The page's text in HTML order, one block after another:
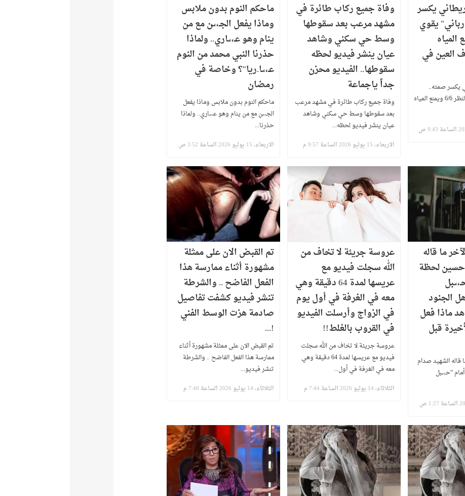
يكسر
يقوي
المياه
العين في
يكسر صمته..
"غذاء رباني" يقوي النظر 6/6 ويمنع المياه
وفاة جميع ركاب طائرة في
مشهد مرعب بعد سقوطها
وسط حي سكني وشاهد
عيان ينشر فيديو لحظه
سقوطها.. الفيديو محزن
جداً ياجماعة
وفاة جميع ركاب طائرة في مشهد مرعب
بعد سقوطها وسط حي سكني وشاهد
عيان ينشر فيديو لحظه...
الاربعاء، 15 يوليو 2026 الساعة 9:57 م
ماحكم النوم بدون ملابس
وماذا يفعل الجـ،،ـن مع من
ينام وهو عـ،،ـاري.. ولماذا
حذرنا النبي محمد من النوم
عـ،،ـا.ريا"؟ وخاصة في
رمضان
ماحكم النوم بدون ملابس وماذا يفعل
الجـ،،ـن مع من ينام وهو عـ،،ـاري.. ولماذا
حذرنا...
الاربعاء، 15 يوليو 2026 الساعة 3:52 ص
ما قاله
حسين لحظة
الجنود
ماذا فعل
قبل
الشهيد صدام
“حـ،،ـبل
عروسة جريئة لا تخاف من
الله سجلت فيديو مع
عريسها لمدة 64 دقيقة وهي
معه في الغرفة في أول يوم
في الزواج وأرسلت الفيديو
في القروب بالغلط!!
عروسة جريئة لا تخاف من الله سجلت
فيديو مع عريسها لمدة 64 دقيقة وهي
معه في الغرفة في أول...
الثلاثاء، 14 يوليو 2026 الساعة 7:44 م
​تم القبض الان على ممثلة
مشهورة أثناء ممارسة هذا
الفعل الفاضح .. والشرطة
تنشر فيديو كشفت تفاصيل
صادمة هزت الوسط الفني
!...
​تم القبض الان على ممثلة مشهورة أثناء
ممارسة هذا الفعل الفاضح .. والشرطة
تنشر فيديو...
الثلاثاء، 14 يوليو 2026 الساعة 7:40 م